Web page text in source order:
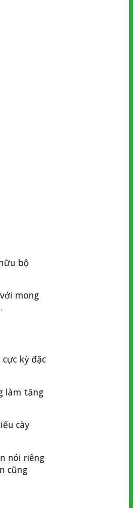
bộ
mong
kỳ đặc
làm tăng
cày
nói riêng
cũng